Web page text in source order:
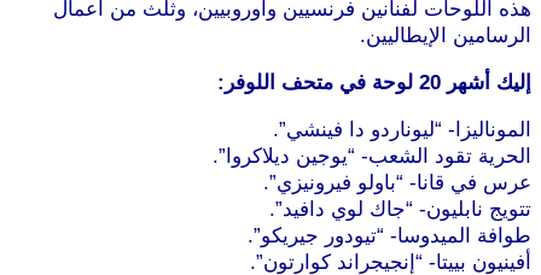
هذه اللوحات لفنانين فرنسيين وأوروبيين، وثلث من أعمال
الرسامين الإيطاليين.
إليك أشهر 20 لوحة في متحف اللوفر:
الموناليزا- “ليوناردو دا فينشي”.
الحرية تقود الشعب- “يوجين ديلاكروا”.
عرس في قانا- “باولو فيرونيزي”.
تتويج نابليون- “جاك لوي دافيد”.
طوافة الميدوسا- “تيودور جيريكو”.
أفينيون بييتا- “إنجيجراند كوارتون”.